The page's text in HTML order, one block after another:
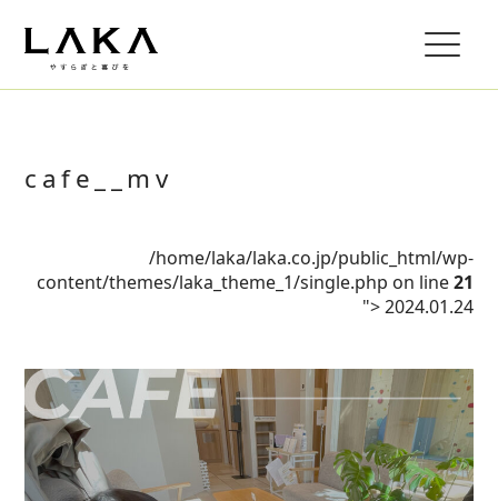
cafe__mv
/home/laka/laka.co.jp/public_html/wp-
content/themes/laka_theme_1/single.php on line21
">2024.01.24